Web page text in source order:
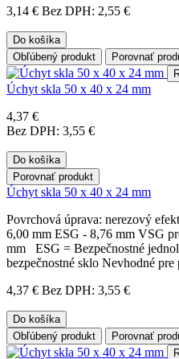
3,14 € Bez DPH: 2,55 €
Do košíka
Obľúbený produkt
Porovnať
Úchyt skla 50 x 40 x 24 mm
4,37 €
Bez DPH: 3,55 €
Do košíka
Porovnať produkt
Úchyt skla 50 x 40 x 24 mm
Povrchová úprava: nerezový
6,00 mm ESG - 8,76 mm VSG
mm ESG = Bezpečnostné
bezpečnostné sklo Nevhodné pre
4,37 € Bez DPH: 3,55 €
Do košíka
Obľúbený produkt
Porovnať